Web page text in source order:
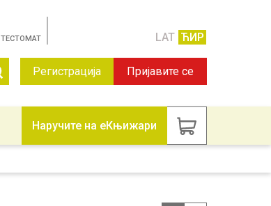
TЕСТОМАТ LAT ЋИР
Регистрација Пријавите се
Наручите на еКњижари